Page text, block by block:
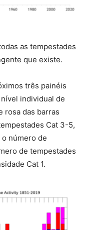
as tempestades
que existe.
três painéis
individual de
rosa das barras
Cat 3-5,
número de
de tempestades
Cat 1.